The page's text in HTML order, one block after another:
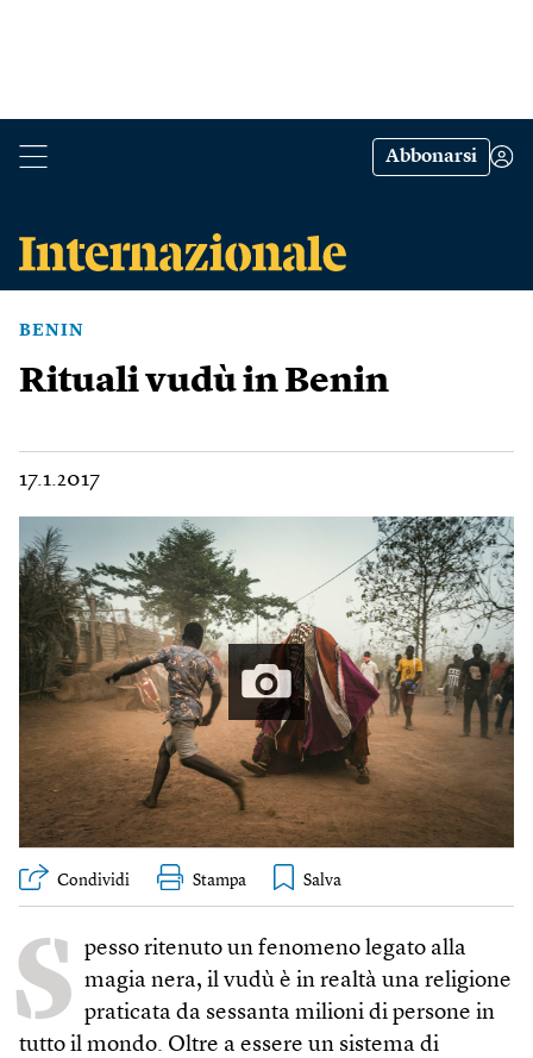
Abbonarsi
BENIN
Rituali vudù in Benin
17.1.2017
Condividi Stampa
S pesso ritenuto un fenomeno legato alla
magia nera, il vudù è in realtà una religione
praticata da sessanta milioni di persone in
tutto il mondo. Oltre a essere un sistema di